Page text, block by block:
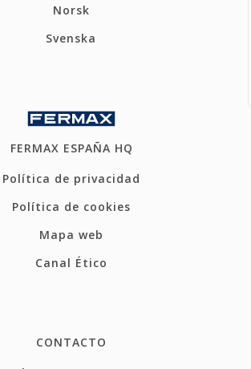
Norsk
Svenska
FERMAX ESPAÑA HQ
Política de privacidad
Política de cookies
Mapa web
Canal Ético
CONTACTO